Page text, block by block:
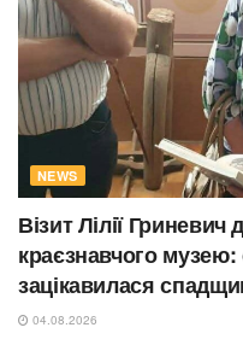
NEWS
Візит Лілії
краєзнавчого музею:
зацікавилася
04.08.2026